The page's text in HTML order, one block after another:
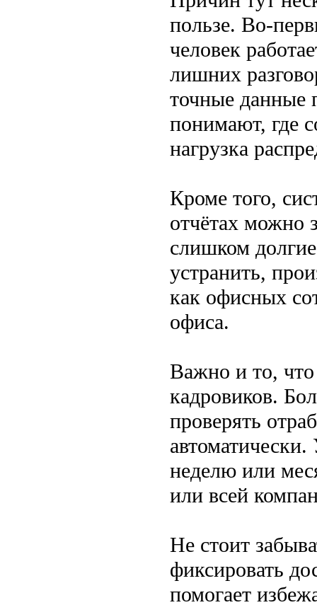
пользе. Во-
человек
лишних
точные данные
понимают, где
нагрузка
Кроме того,
отчётах можно
слишком
устранить,
как офисных
офиса.
Важно и то, что
кадровиков.
проверять
неделю или
или всей
Не стоит
фиксировать
помогает